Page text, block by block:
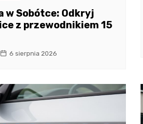
w Sobótce: Odkryj
z przewodnikiem 15
6 sierpnia 2026